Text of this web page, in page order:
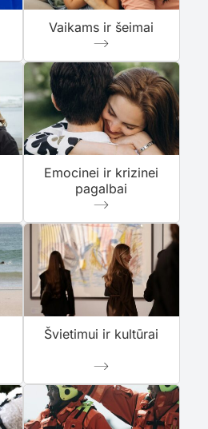
Vaikams ir šeimai
Emocinei ir krizinei
pagalbai
Švietimui ir kultūrai